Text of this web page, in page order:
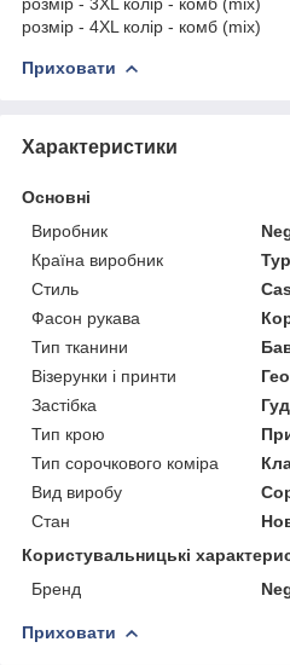
розмір - 4XL колір - комб (mix)
Приховати
Характеристики
Основні
Виробник
Країна виробник
Стиль
Фасон рукава
Тип тканини
Візерунки і принти
Застібка
Тип крою
Тип сорочкового коміра
Вид виробу
Стан
Користувальницькі
Бренд
Приховати